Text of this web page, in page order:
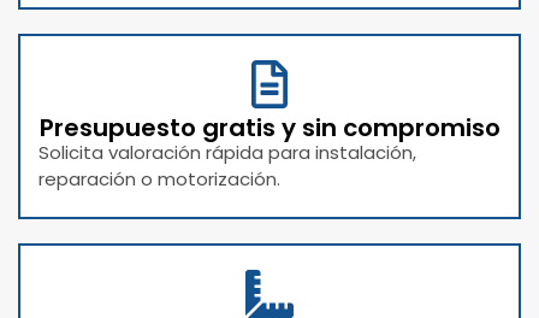
Presupuesto gratis y sin compromiso
Solicita valoración rápida para instalación,
reparación o motorización.